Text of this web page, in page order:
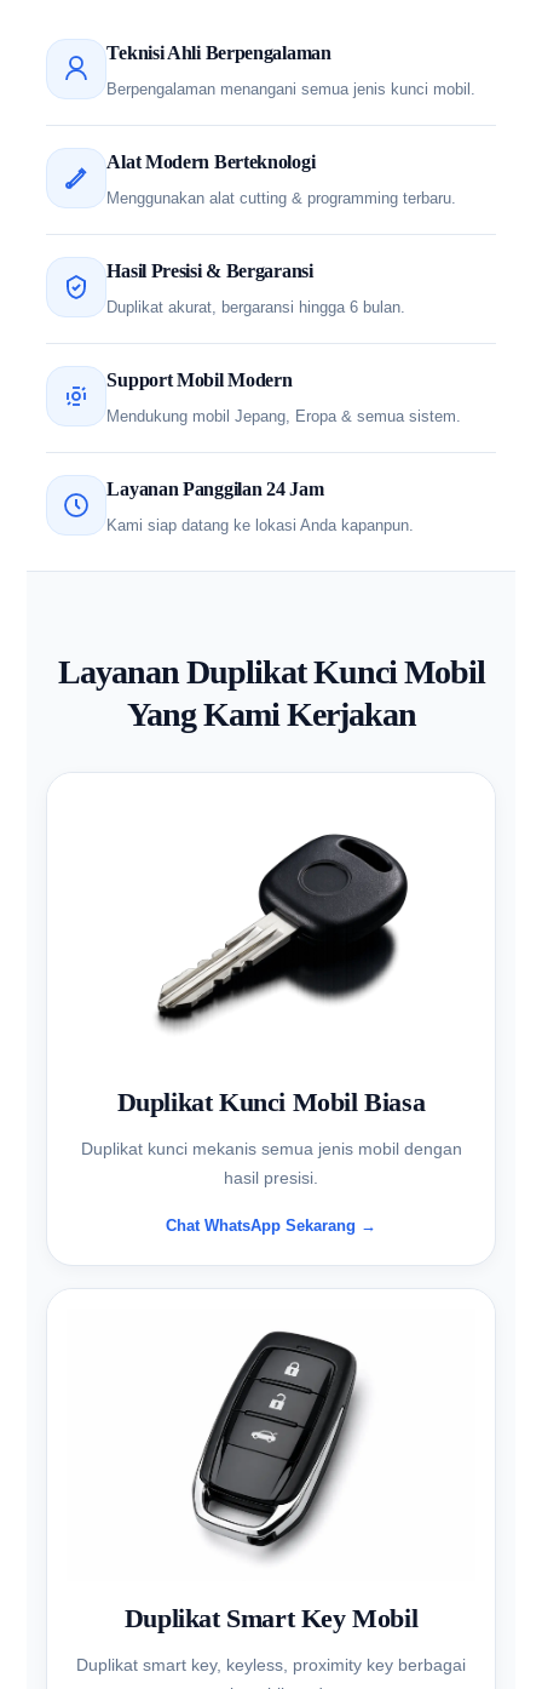
Teknisi Ahli Berpengalaman
Berpengalaman menangani semua jenis kunci mobil.
Alat Modern Berteknologi
Menggunakan alat cutting & programming terbaru.
Hasil Presisi & Bergaransi
Duplikat akurat, bergaransi hingga 6 bulan.
Support Mobil Modern
Mendukung mobil Jepang, Eropa & semua sistem.
Layanan Panggilan 24 Jam
Kami siap datang ke lokasi Anda kapanpun.
Layanan Duplikat Kunci Mobil
Yang Kami Kerjakan
Duplikat Kunci Mobil Biasa
Duplikat kunci mekanis semua jenis mobil dengan
hasil presisi.
Chat WhatsApp Sekarang →
Duplikat Smart Key Mobil
Duplikat smart key, keyless, proximity key berbagai